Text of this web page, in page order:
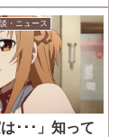
・ニュース
･･･」知って